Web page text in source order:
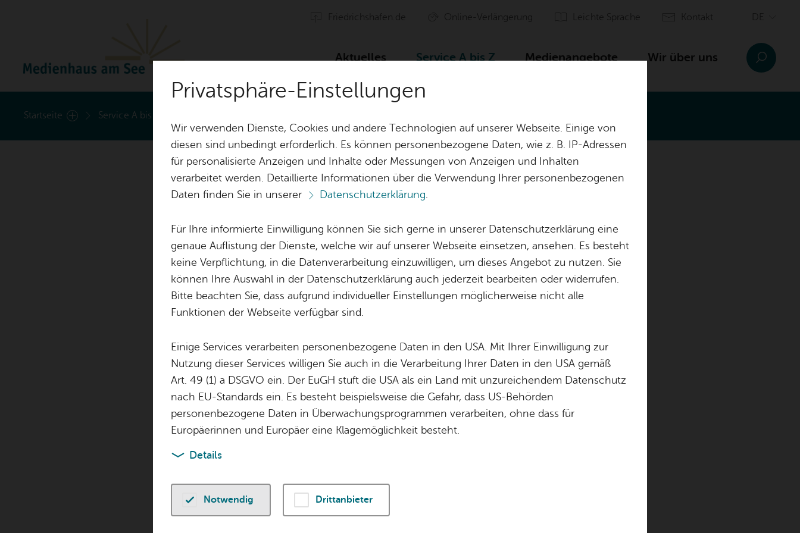
Fried­richs­ha­fen.de On­line-Ver­län­ge­rung Leich­te Spra­che Kon­takt
Ak­tu­el­les Ser­vice A bis Z Me­di­en­an­ge­bo­te Wir über uns
Ak­tu­el­les
Ver­an­stal­tun­gen
Aus­wahl­lis­ten Me­di­en­tipps
Start­sei­te Ser­vice A bis Z
Vor­le­sen
Kurz­an­lei­tung Press­Re­a­der
PressReader ist eine Internet-Plattform, die Ihnen Zugang zu mehr als 7.300 Zeitungen,
Magazinen und Zeitschriften aus aller Welt ermöglicht. Sowohl in Ihrer Bibliothek als
Der Zugriff erfolgt über www.pressreader.com oder über die PressReader-App, die für
die gängigen Smartphone- und Tablet-Betriebssysteme verfügbar ist.
www.​pressreader.​com
Rufen Sie über den Brow­ser
Kli­cken Sie oben rechts auf das Por­trät-Sym­bol.
Privatsphäre-Einstellungen
Wir verwenden Dienste, Cookies und andere Technologien auf unserer Webseite. Einige von
diesen sind unbedingt erforderlich. Es können personenbezogene Daten, wie z. B. IP-Adressen
für personalisierte Anzeigen und Inhalte oder Messungen von Anzeigen und Inhalten
verarbeitet werden. Detaillierte Informationen über die Verwendung Ihrer personenbezogenen
Daten finden Sie in unserer
Datenschutzerklärung.
Für Ihre informierte Einwilligung können Sie sich gerne in unserer Datenschutzerklärung eine
genaue Auflistung der Dienste, welche wir auf unserer Webseite einsetzen, ansehen. Es besteht
keine Verpflichtung, in die Datenverarbeitung einzuwilligen, um dieses Angebot zu nutzen. Sie
können Ihre Auswahl in der Datenschutzerklärung auch jederzeit bearbeiten oder widerrufen.
Bitte beachten Sie, dass aufgrund individueller Einstellungen möglicherweise nicht alle
Funktionen der Webseite verfügbar sind.
Einige Services verarbeiten personenbezogene Daten in den USA. Mit Ihrer Einwilligung zur
Nutzung dieser Services willigen Sie auch in die Verarbeitung Ihrer Daten in den USA gemäß
Art. 49 (1) a DSGVO ein. Der EuGH stuft die USA als ein Land mit unzureichendem Datenschutz
nach EU-Standards ein. Es besteht beispielsweise die Gefahr, dass US-Behörden
personenbezogene Daten in Überwachungsprogrammen verarbeiten, ohne dass für
Europäerinnen und Europäer eine Klagemöglichkeit besteht.
Details
Notwendig Drittanbieter